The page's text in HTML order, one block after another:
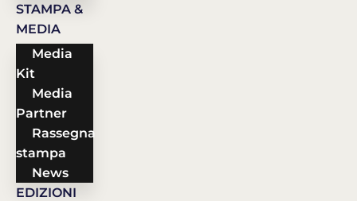
STAMPA &
MEDIA
Media
Kit
Media
Partner
Rassegna
stampa
News
EDIZIONI